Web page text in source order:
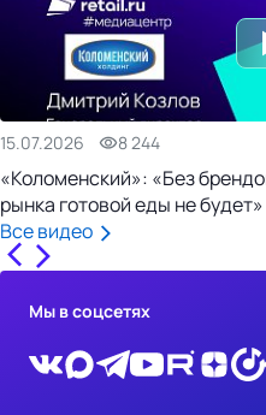
15.07.2026 8 244
«Коломенский»: «Без
рынка готовой еды не будет»
Все видео
Мы в соцсетях